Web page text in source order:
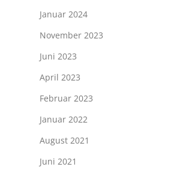
Januar 2024
November 2023
Juni 2023
April 2023
Februar 2023
Januar 2022
August 2021
Juni 2021